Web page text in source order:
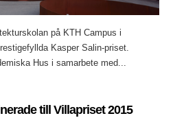
på KTH Campus i
Kasper Salin-priset.
Hus i samarbete med...
till Villapriset 2015